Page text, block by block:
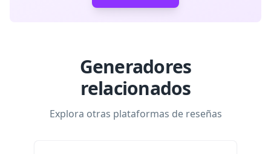
Generadores
relacionados
Explora otras plataformas de reseñas